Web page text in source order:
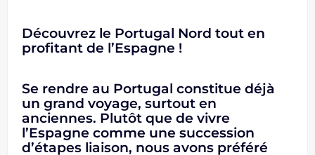
Découvrez le Portugal Nord tout en
profitant de l’Espagne !
Se rendre au Portugal constitue déjà
un grand voyage, surtout en
anciennes. Plutôt que de vivre
l’Espagne comme une succession
d’étapes liaison, nous avons préféré